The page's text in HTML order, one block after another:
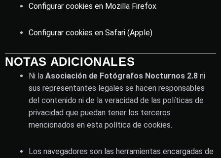
Configurar cookies en Mozilla Firefox
Configurar cookies en Safari (Apple)
NOTAS ADICIONALES
Ni la Asociación de Fotógrafos Nocturnos 2.8 ni
sus representantes legales se hacen responsables
del contenido ni de la veracidad de las políticas de
privacidad que puedan tener los terceros
mencionados en esta política de cookies.
Los navegadores son las herramientas encargadas de